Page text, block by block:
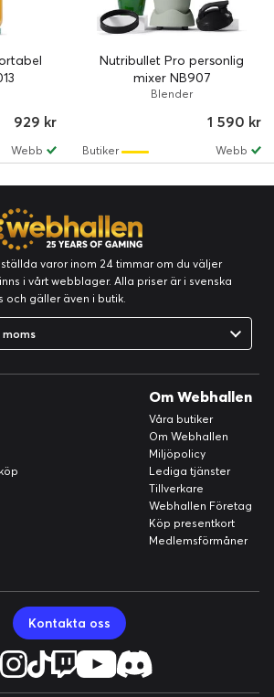
929 kr
Webb
Nutribullet Pro personlig
mixer NB907
Blender
1 590 kr
Webb
Butiker
varor inom 24 timmar om du väljer
i vårt webblager. Alla priser är i svenska
och gäller även i butik.
moms
Om Webhallen
Våra butiker
Om Webhallen
Miljöpolicy
Lediga tjänster
Tillverkare
Webhallen Företag
Köp presentkort
Medlemsförmåner
Kontakta oss